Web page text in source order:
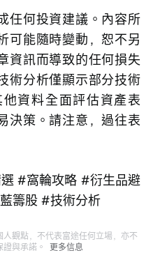
任何投資建議。內容所
可能隨時變動，恕不另
資訊而導致的任何損失
術分析僅顯示部分技術
資料全面評估資產表
決策。請注意，過往表
#窩輪攻略 #衍生品避
籌股 #技術分析
觀點，不代表富途任何立場，亦不
與承諾。
更多信息